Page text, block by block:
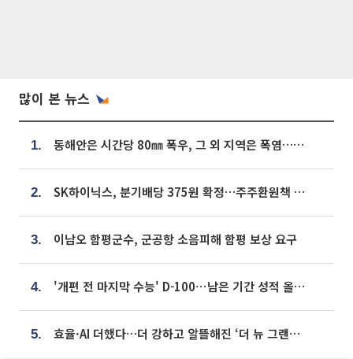
많이 본 뉴스
1. 동해안은 시간당 80㎜ 폭우, 그 외 지역은 폭염…‘극과 극 날씨’
2. SK하이닉스, 분기배당 375원 확정…주주환원책 9월로 앞당겨 발표
3. 이남오 함평군수, 군공항 소음피해 함평 보상 요구
4. '개편 전 마지막 수능' D-100⋯남은 기간 성적 올릴 전략은
5. 효율·AI 더했다…더 강하고 알뜰해진 ‘더 뉴 그랜저 하이브리드’ [ET의 모빌리티]